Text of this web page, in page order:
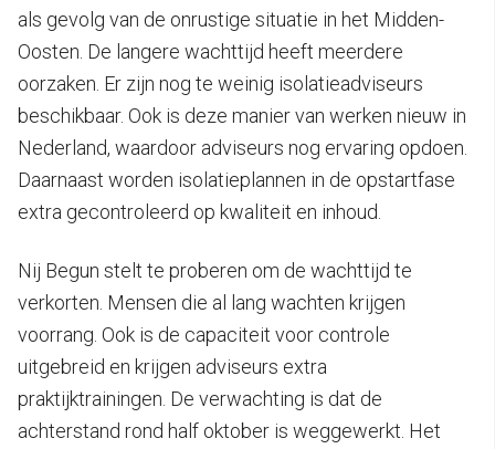
als gevolg van de onrustige situatie in het Midden-
Oosten. De langere wachttijd heeft meerdere
oorzaken. Er zijn nog te weinig isolatieadviseurs
beschikbaar. Ook is deze manier van werken nieuw in
Nederland, waardoor adviseurs nog ervaring opdoen.
Daarnaast worden isolatieplannen in de opstartfase
extra gecontroleerd op kwaliteit en inhoud.
Nij Begun stelt te proberen om de wachttijd te
verkorten. Mensen die al lang wachten krijgen
voorrang. Ook is de capaciteit voor controle
uitgebreid en krijgen adviseurs extra
praktijktrainingen. De verwachting is dat de
achterstand rond half oktober is weggewerkt. Het